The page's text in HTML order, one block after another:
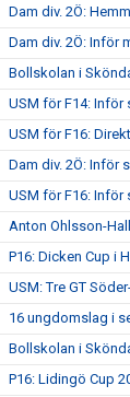
Dam div. 2Ö:
Dam div. 2Ö: Inför
Bollskolan i
USM för F14: Inför
USM för F16:
Dam div. 2Ö: Inför
USM för F16: Inför
Anton Ohlsson-
P16: Dicken Cup i
USM: Tre GT
16 ungdomslag i
Bollskolan i
P16: Lidingö Cup